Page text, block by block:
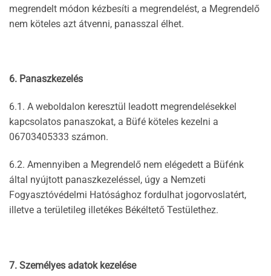
megrendelt módon kézbesíti a megrendelést, a Megrendelő
nem köteles azt átvenni, panasszal élhet.
6. Panaszkezelés
6.1. A weboldalon keresztül leadott megrendelésekkel
kapcsolatos panaszokat, a Büfé köteles kezelni a
06703405333 számon.
6.2. Amennyiben a Megrendelő nem elégedett a Büfénk
által nyújtott panaszkezeléssel, úgy a Nemzeti
Fogyasztóvédelmi Hatósághoz fordulhat jogorvoslatért,
illetve a területileg illetékes Békéltető Testülethez.
7. Személyes adatok kezelése